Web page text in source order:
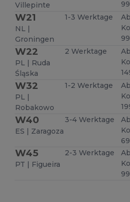
Villepinte
W21
NL |
Groningen
1-3 Werktage
W22
PL | Ruda
Śląska
2 Werktage
W32
PL |
Robakowo
1-2 Werktage
W40
ES | Zaragoza
3-4 Werktage
W45
PT | Figueira
2-3 Werktage